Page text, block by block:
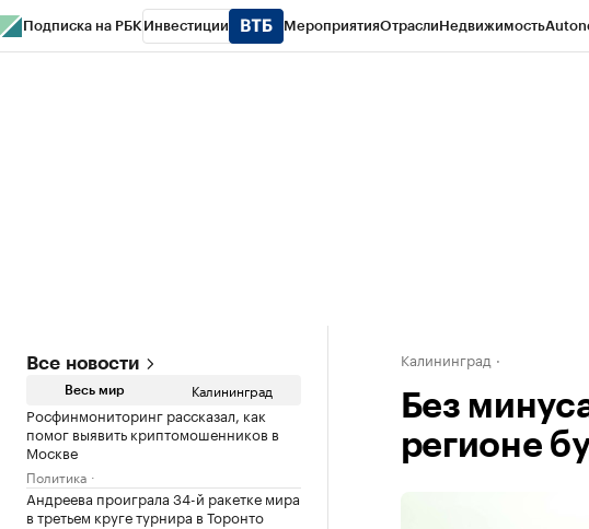
Подписка на РБК Инвестиции МероприятияОтраслиНедвижимость
Все новости
Весь мир Калининград
Росфинмониторинг рассказал, как
помог выявить криптомошенников в
Москве
Политика
Андреева проиграла 34-й ракетке мира
в третьем круге турнира в Торонто
Калининград
Без
регионе